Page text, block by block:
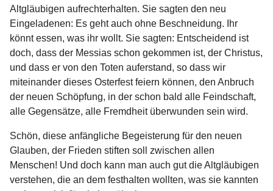
Altgläubigen aufrechterhalten. Sie sagten den neu
Eingeladenen: Es geht auch ohne Beschneidung. Ihr
könnt essen, was ihr wollt. Sie sagten: Entscheidend ist
doch, dass der Messias schon gekommen ist, der Christus,
und dass er von den Toten auferstand, so dass wir
miteinander dieses Osterfest feiern können, den Anbruch
der neuen Schöpfung, in der schon bald alle Feindschaft,
alle Gegensätze, alle Fremdheit überwunden sein wird.
Schön, diese anfängliche Begeisterung für den neuen
Glauben, der Frieden stiften soll zwischen allen
Menschen! Und doch kann man auch gut die Altgläubigen
verstehen, die an dem festhalten wollten, was sie kannten